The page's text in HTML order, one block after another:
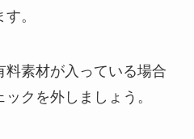
。
料素材が入っている場合
クを外しましょう。